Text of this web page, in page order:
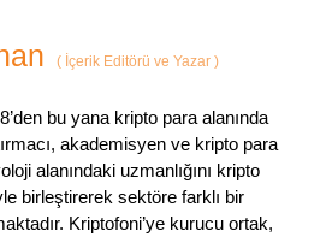
( İçerik Editörü ve Yazar )
bu yana kripto para alanında
akademisyen ve kripto para
alanındaki uzmanlığını kripto
birleştirerek sektöre farklı bir
Kriptofoni’ye kurucu ortak,